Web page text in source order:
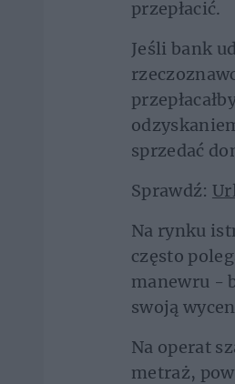
przepłacić.
Jeśli bank
sprzedać
Sprawdź:
Na rynku
często
manewru -
swoją
Na operat
metraż,